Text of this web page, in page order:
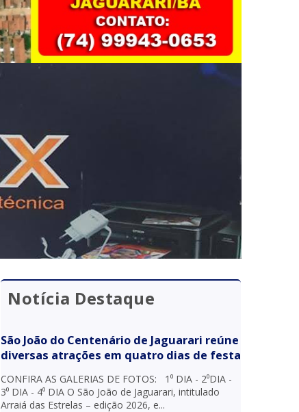
Notícia Destaque
São João do Centenário de Jaguarari reúne
diversas atrações em quatro dias de festa
CONFIRA AS GALERIAS DE FOTOS: 1⁰ DIA - 2⁰DIA -
3⁰ DIA - 4⁰ DIA O São João de Jaguarari, intitulado
Arraiá das Estrelas – edição 2026, e...